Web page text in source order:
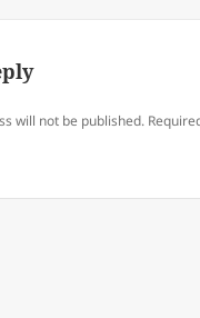
will not be published.